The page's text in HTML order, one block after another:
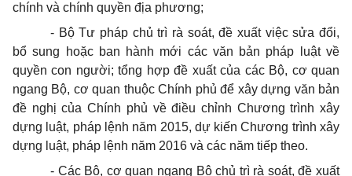
chính và chính quyền địa phương;
- Bộ Tư pháp chủ trì rà soát, đề xuất việc sửa đổi,
bổ sung hoặc ban hành mới các văn bản pháp luật về
quyền con người; tổng hợp đề xuất của các Bộ, cơ quan
ngang Bộ, cơ quan thuộc Chính phủ để xây dựng văn bản
đề nghị của Chính phủ về điều chỉnh Chương trình xây
dựng luật, pháp ệnh năm 2015, dự kiến Chương trình xây
dựng luật, pháp lệnh năm 2016 và các năm tiếp theo.
- Các Bộ, cơ quan ngang Bộ chủ trì rà soát, đề xuất